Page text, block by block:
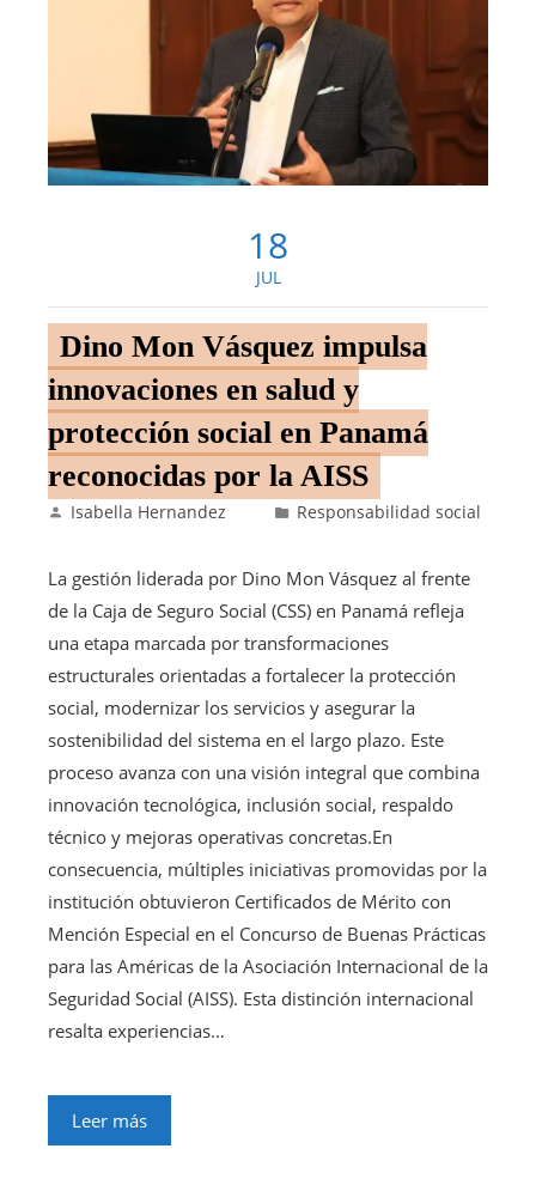
18
JUL
Dino Mon Vásquez impulsa
innovaciones en salud y
protección social en Panamá
reconocidas por la AISS
Isabella Hernandez Responsabilidad social
La gestión liderada por Dino Mon Vásquez al frente
de la Caja de Seguro Social (CSS) en Panamá refleja
una etapa marcada por transformaciones
estructurales orientadas a fortalecer la protección
social, modernizar los servicios y asegurar la
sostenibilidad del sistema en el largo plazo. Este
proceso avanza con una visión integral que combina
innovación tecnológica, inclusión social, respaldo
técnico y mejoras operativas concretas.En
consecuencia, múltiples iniciativas promovidas por la
institución obtuvieron Certificados de Mérito con
Mención Especial en el Concurso de Buenas Prácticas
para las Américas de la Asociación Internacional de la
Seguridad Social (AISS). Esta distinción internacional
resalta experiencias…
Leer más